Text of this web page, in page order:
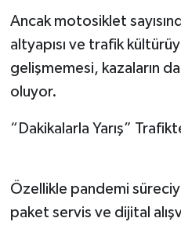
Ancak motosiklet
altyapısı ve trafik
gelişmemesi, kazaların
oluyor.
“Dakikalarla Yarış”
Özellikle pandemi
paket servis ve dijital